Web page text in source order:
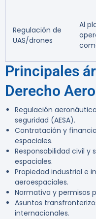
Regulación de
UAS/drones
Al
Principales
Derecho
Regulación
seguridad (AESA).
Contratación y
espaciales.
Responsabilidad civil y
espaciales.
Propiedad industrial e
aeroespaciales.
Normativa y permisos
Asuntos
internacionales.